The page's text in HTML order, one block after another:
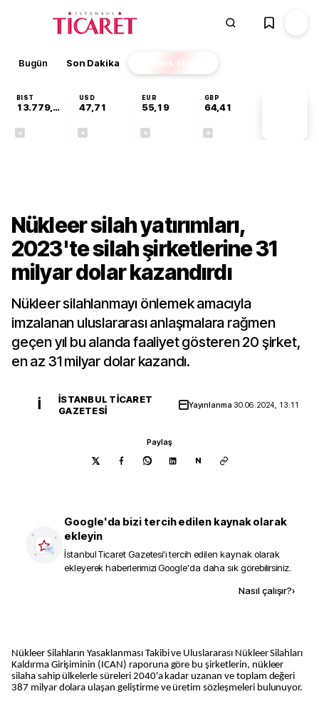
Bugün Son Dakika Finans EKSTRA
BIST
13.779,39
USD
47,71
EUR
55,19
GBP
64,41
Nükleer silah yatırımları,
2023'te silah şirketlerine 31
milyar dolar kazandırdı
Nükleer silahlanmayı önlemek amacıyla
imzalanan uluslararası anlaşmalara rağmen
geçen yıl bu alanda faaliyet gösteren 20 şirket,
en az 31 milyar dolar kazandı.
İ
İSTANBUL TICARET
GAZETESI
Yayınlanma 30.06.2024, 13:11
Paylaş
N
Google'da bizi tercih edilen kaynak olarak
ekleyin
İstanbul Ticaret Gazetesi'i tercih edilen kaynak olarak
ekleyerek haberlerimizi Google'da daha sık görebilirsiniz.
Nasıl çalışır?›
Nükleer Silahların Yasaklanması Takibi ve Uluslararası Nükleer Silahları
Kaldırma Girişiminin (ICAN) raporuna göre bu şirketlerin, nükleer
silaha sahip ülkelerle süreleri 2040'a kadar uzanan ve toplam değeri
387 milyar dolara ulaşan geliştirme ve üretim sözleşmeleri bulunuyor.